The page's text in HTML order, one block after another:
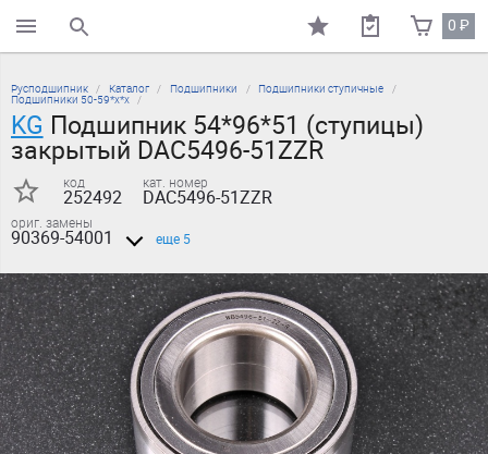
поиск по каталогу 0₽
Русподшипник Каталог Подшипники Подшипники ступичные
Подшипники 50-59*х*х
KG Подшипник 54*96*51 (ступицы)
закрытый DAC5496-51ZZR
код
252492
кат. номер
DAC5496-51ZZR
ориг. замены
90369-54001 еще 5